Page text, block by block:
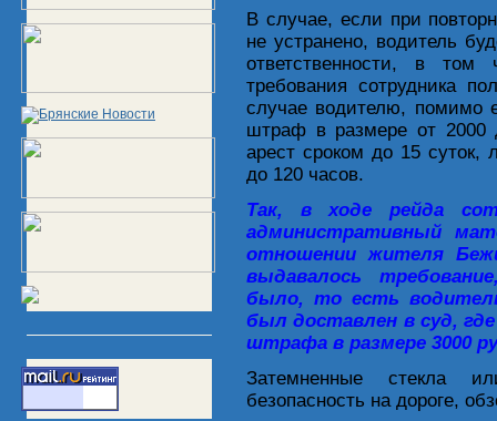
В случае, если при
не устранено, водитель
ответственности, в том
требования сотрудника
случае водителю, помимо
штраф в размере от 2000
арест сроком до 15 суток,
до 120 часов.
Так, в ходе рейда
административный
отношении жителя
выдавалось
было, то есть
был доставлен в суд,
штрафа в размере 3000
Затемненные стекла
безопасность на дороге,